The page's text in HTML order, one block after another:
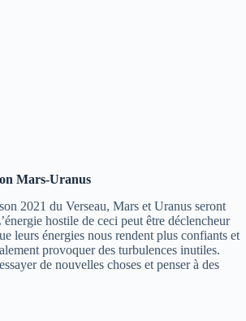
Mars-Uranus
2021 du Verseau, Mars et Uranus seront
hostile de ceci peut être déclencheur
leurs énergies nous rendent plus confiants et
provoquer des turbulences inutiles.
de nouvelles choses et penser à des